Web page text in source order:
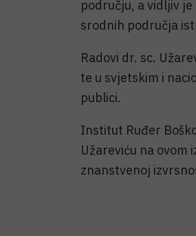
području, a vidljiv
srodnih područja
Radovi dr. sc.
te u svjetskim i
publici.
Institut Ruđer
Užareviću na
znanstvenoj